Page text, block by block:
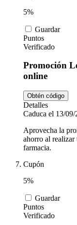
5%
Guardar
Puntos
Verificado
Promoción
online
Obtén código
Detalles
Caduca el 13/09/
Aprovecha la
ahorro al realizar
farmacia.
Cupón
5%
Guardar
Puntos
Verificado